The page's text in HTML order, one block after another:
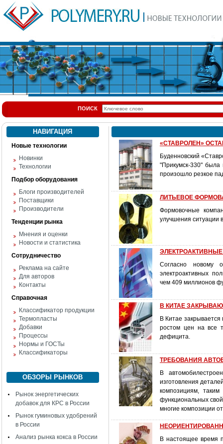
ПОИСК
НАВИГАЦИЯ
Новые технологии
Новинки
Технологии
Подбор оборудования
Блоги производителей
Поставщики
Производители
Тенденции рынка
Мнения и оценки
Новости и статистика
Сотрудничество
Реклама на сайте
Для авторов
Контакты
Справочная
Классификатор продукции
Термопласты
Добавки
Процессы
Нормы и ГОСТы
Классификаторы
ОБЗОРЫ РЫНКОВ
Рынок энергетических
добавок для КРС в России
Рынок гуминовых удобрений
в России
Анализ рынка кокса в России
«СТАВРОЛЕН»
Буденновский
"Прикумск-330" была
произошло резкое
ЛИТЬЕВОЕ
Формовочные
улучшения ситуации
Согласно новому
электроактивных
чем 409 миллионов
В КИТАЕ
В Китае
ростом цен на все
дефицита.
ТРЕБОВАНИЯ
В
изготовления
композициям,
функциональных
многие композиции
В настоящее время